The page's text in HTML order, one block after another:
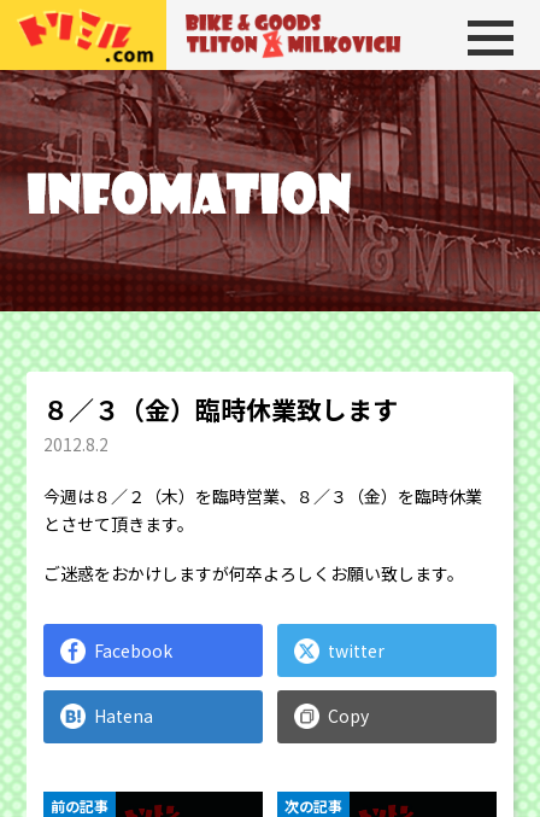
トリトン＆ミルコビッチ BIKE＆
８／３（金）臨時休業致します
2012.8.2
今週は８／２（木）を臨時営業、８／３（金）を臨時休業
とさせて頂きます。
ご迷惑をおかけしますが何卒よろしくお願い致します。
Facebook twitter
Hatena Copy
前の記事 次の記事